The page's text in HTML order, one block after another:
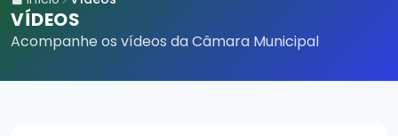
VÍDEOS
Acompanhe os vídeos da Câmara Municipal